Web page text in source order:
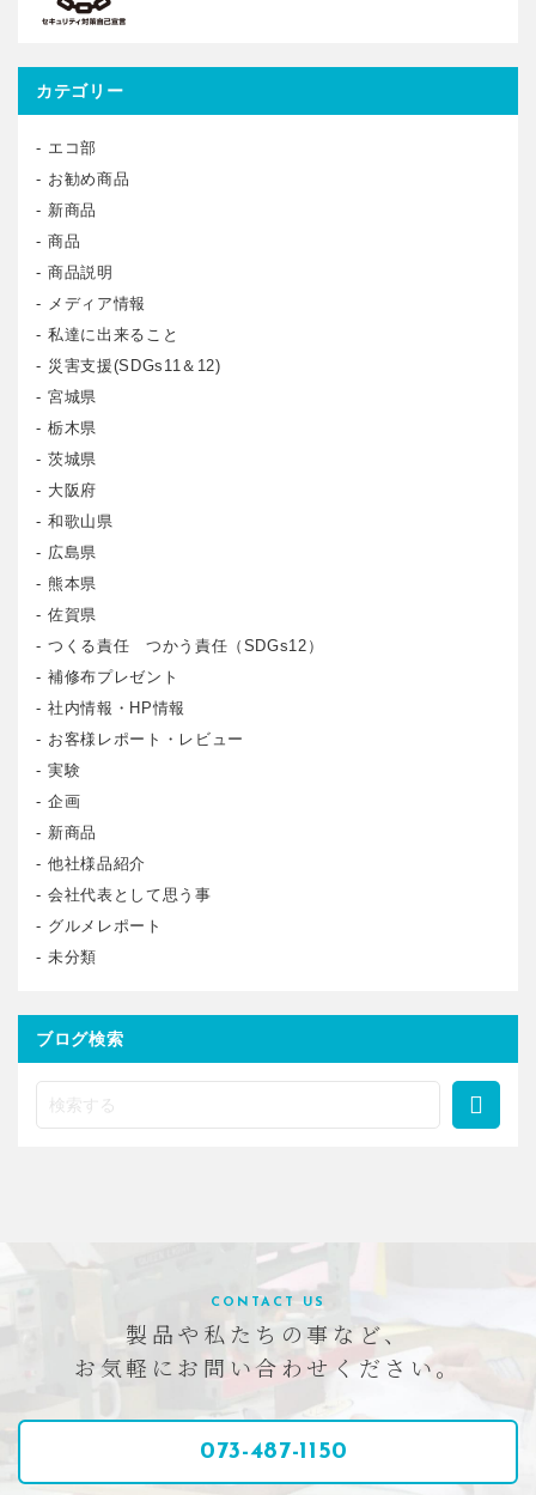
カテゴリー
エコ部
お勧め商品
新商品
商品
商品説明
メディア情報
私達に出来ること
災害支援(SDGs11＆12)
宮城県
栃木県
茨城県
大阪府
和歌山県
広島県
熊本県
佐賀県
つくる責任 つかう責任（SDGs12）
補修布プレゼント
社内情報・HP情報
お客様レポート・レビュー
実験
企画
新商品
他社様品紹介
会社代表として思う事
グルメレポート
未分類
ブログ検索
CONTACT US
製品や私たちの事など、
お気軽にお問い合わせください。
073-487-1150